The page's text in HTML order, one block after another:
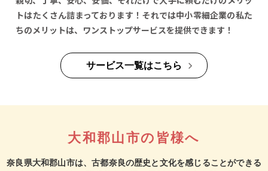
トはたくさん詰まっております！それでは中小零細企業の私た
ちのメリットは、ワンストップサービスを提供できます！
サービス一覧はこちら
大和郡山市の皆様へ
奈良県大和郡山市は、古都奈良の歴史と文化を感じることができる